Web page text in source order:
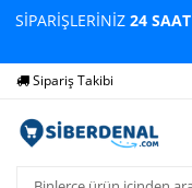
SİPARİŞLERİNİZ24 SAAT
Yardım